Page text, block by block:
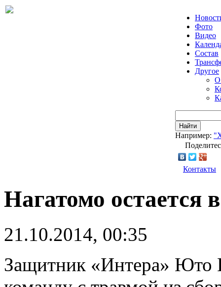
Фото
Видео
Состав
Другое
О
Найти
Например:
Контакты
Нагатомо остается
21.10.2014, 00:35
Защитник «Интера» Юто